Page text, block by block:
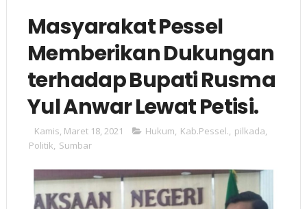
Masyarakat Pessel
Memberikan Dukungan
terhadap Bupati Rusma
Yul Anwar Lewat Petisi.
Kamis, Maret 18, 2021 Hukum, Kab.Pessel., pilkada,
Politik, Sumbar